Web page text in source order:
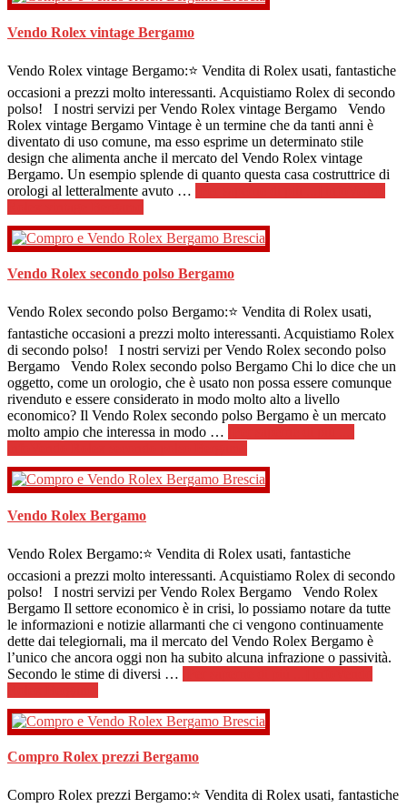
Vendo Rolex vintage Bergamo
Vendo Rolex vintage Bergamo:⭐ Vendita di Rolex usati, fantastiche
occasioni a prezzi molto interessanti. Acquistiamo Rolex di secondo
polso! I nostri servizi per Vendo Rolex vintage Bergamo Vendo
Rolex vintage Bergamo Vintage è un termine che da tanti anni è
diventato di uso comune, ma esso esprime un determinato stile
design che alimenta anche il mercato del Vendo Rolex vintage
Bergamo. Un esempio splende di quanto questa casa costruttrice di
orologi al letteralmente avuto …
Vendo Rolex secondo polso Bergamo
Vendo Rolex secondo polso Bergamo:⭐ Vendita di Rolex usati,
fantastiche occasioni a prezzi molto interessanti. Acquistiamo Rolex
di secondo polso! I nostri servizi per Vendo Rolex secondo polso
Bergamo Vendo Rolex secondo polso Bergamo Chi lo dice che un
oggetto, come un orologio, che è usato non possa essere comunque
rivenduto e essere considerato in modo molto alto a livello
economico? Il Vendo Rolex secondo polso Bergamo è un mercato
molto ampio che interessa in modo …
Vendo Rolex Bergamo
Vendo Rolex Bergamo:⭐ Vendita di Rolex usati, fantastiche
occasioni a prezzi molto interessanti. Acquistiamo Rolex di secondo
polso! I nostri servizi per Vendo Rolex Bergamo Vendo Rolex
Bergamo Il settore economico è in crisi, lo possiamo notare da tutte
le informazioni e notizie allarmanti che ci vengono continuamente
dette dai telegiornali, ma il mercato del Vendo Rolex Bergamo è
l’unico che ancora oggi non ha subito alcuna infrazione o passività.
Secondo le stime di diversi …
Compro Rolex prezzi Bergamo
Compro Rolex prezzi Bergamo:⭐ Vendita di Rolex usati, fantastiche